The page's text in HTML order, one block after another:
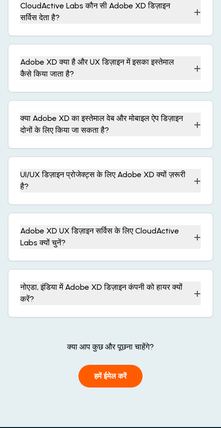
CloudActive Labs कौन सी Adobe XD डिज़ाइन
सर्विस देता है?
+
Adobe XD क्या है और UX डिज़ाइन में इसका इस्तेमाल
कैसे किया जाता है?
+
क्या Adobe XD का इस्तेमाल वेब और मोबाइल ऐप डिज़ाइन
दोनों के लिए किया जा सकता है?
+
UI/UX डिज़ाइन प्रोजेक्ट्स के लिए Adobe XD क्यों ज़रूरी
है?
+
Adobe XD UX डिज़ाइन सर्विस के लिए CloudActive
Labs क्यों चुनें?
+
नोएडा, इंडिया में Adobe XD डिज़ाइन कंपनी को हायर क्यों
करें?
+
क्या आप कुछ और पूछना चाहेंगे?
हमें ईमेल करें